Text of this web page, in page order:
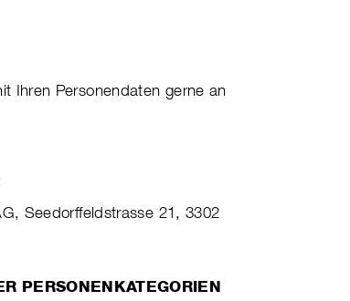
Ihren Per­so­nen­daten gerne an
Seedorffeld­strasse 21, 3302
PERSONENKATEGORIEN